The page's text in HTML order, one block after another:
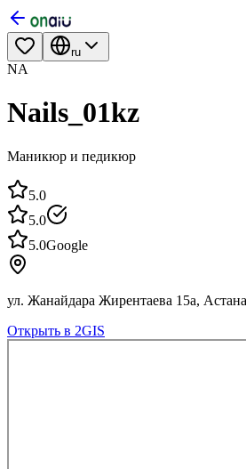
ru
NA
Nails_01kz
Маникюр и педикюр
5.0
5.0
5.0Google
ул. Жанайдара Жирентаева 15а,
Открыть в 2GIS